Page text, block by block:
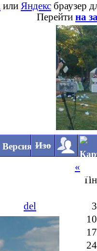
или Яндекс браузер
Перейти на
Изо
del
«
Пн
3
10
17
24